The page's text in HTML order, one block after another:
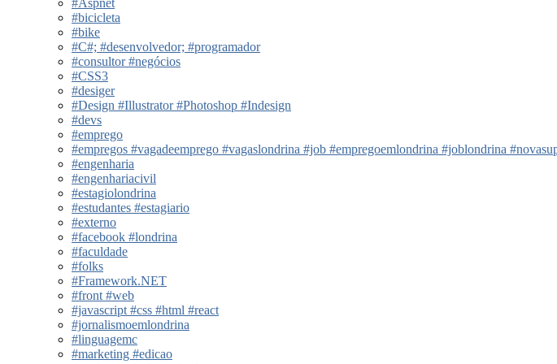
#bicicleta
#bike
#C#; #desenvolvedor; #programador
#consultor #negócios
#CSS3
#desiger
#Design #Illustrator #Photoshop #Indesign
#devs
#emprego
#empregos #vagadeemprego #vagaslondrina #job #empregoemlondrina #joblondrina
#engenharia
#engenhariacivil
#estagiolondrina
#estudantes #estagiario
#externo
#facebook #londrina
#faculdade
#folks
#Framework.NET
#front #web
#javascript #css #html #react
#jornalismoemlondrina
#linguagemc
#marketing #edicao